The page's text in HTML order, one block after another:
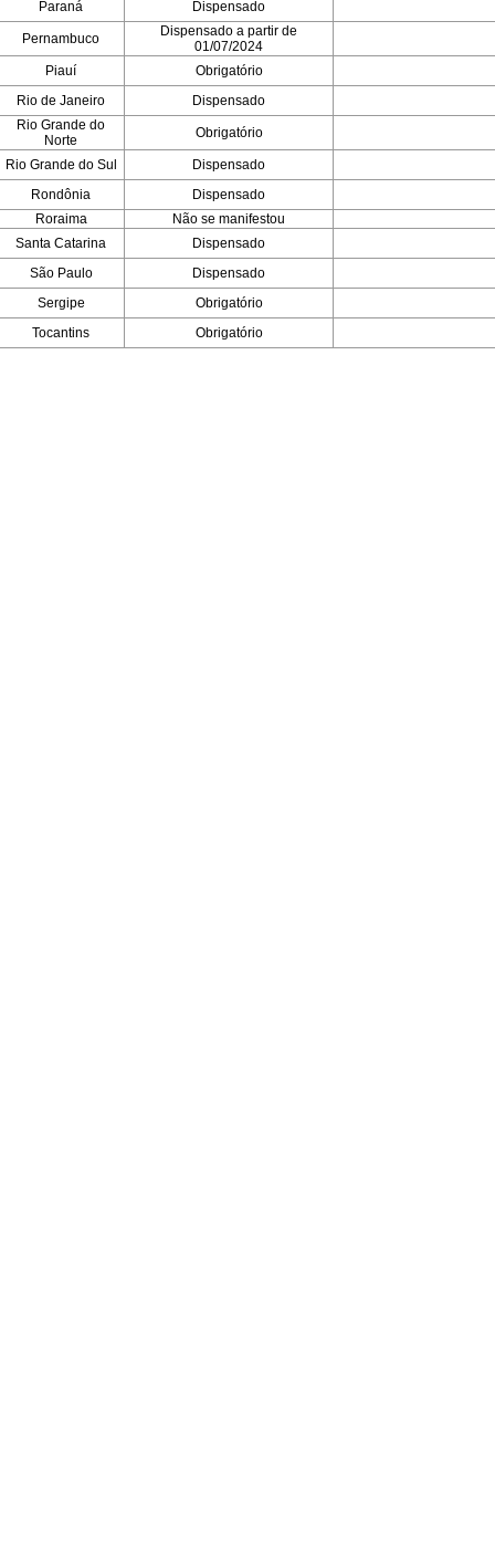
Paraná
Dispensado
Pernambuco
Dispensado a partir de
01/07/2024
Piauí
Obrigatório
Rio de Janeiro
Dispensado
Rio Grande do
Norte
Obrigatório
Rio Grande do Sul
Dispensado
Rondônia
Dispensado
Roraima
Não se manifestou
Santa Catarina
Dispensado
São Paulo
Dispensado
Sergipe
Obrigatório
Tocantins
Obrigatório